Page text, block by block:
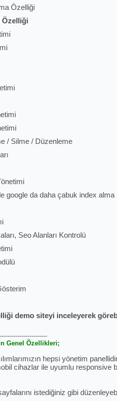
Özelliği
Özelliği
/ Silme / Düzenleme
google da daha çabuk index alma
Seo Alanları Kontrolü
demo siteyi inceleyerek
Genel Özellikleri;
hepsi yönetim
cihazlar ile uyumlu
istediğiniz gibi